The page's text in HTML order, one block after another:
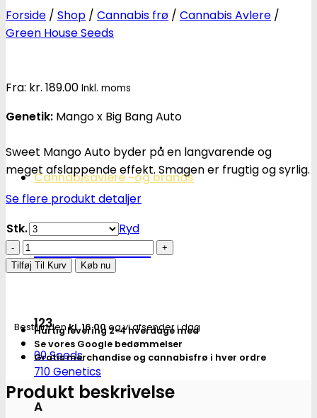
Cannabisavlere -og brands
Se Alle Brands
123
00 Seeds
710 Genetics
A
Forside / Shop / Cannabis frø / Cannabis Avlere /
Green House Seeds
Fra: kr. 189.00 Inkl. moms
Genetik: Mango x Big Bang Auto
Sweet Mango Auto byder på en langvarende og
meget afslappende effekt. Smagen er frugtig og syrlig.
Se flere produkt detaljer
Stk.
Ryd
Sweet
mango
frø
-
Green
House
Seeds
antal
Tilføj Til Kurv Køb nu
Bestil indenkl. 16.00og vi afsender i dag
Hurtig levering 2-4 hverdage med
Se vores Google bedømmelser
Gratis merchandise og cannabisfrø i hver ordre
Produkt beskrivelse